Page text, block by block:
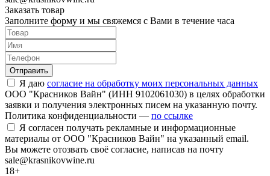
Заказать товар
Заполните форму и мы свяжемся с Вами в течение часа
Отправить
Я даю согласие на обработку моих персональных данных
ООО "Красников Вайн" (ИНН 9102061030) в целях обработки
заявки и получения электронных писем на указанную почту.
Политика конфиденциальности — по ссылке
Я согласен получать рекламные и информационные
материалы от ООО "Красников Вайн" на указанный email.
Вы можете отозвать своё согласие, написав на почту
sale@krasnikovwine.ru
18+